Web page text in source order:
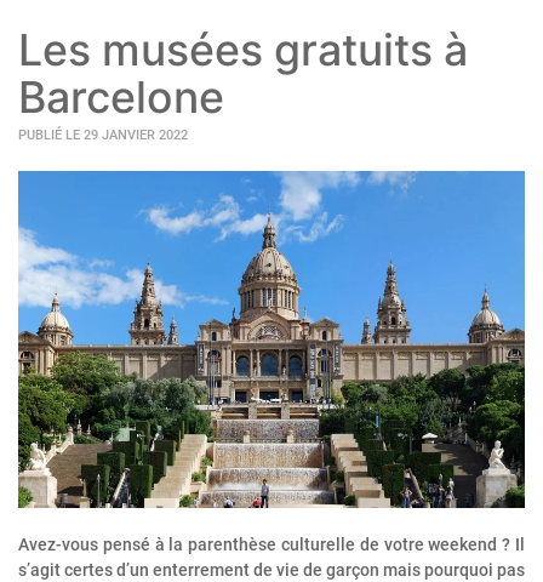
Les musées gratuits à
Barcelone
PUBLIÉ LE 29 JANVIER 2022
Avez-vous pensé à la parenthèse culturelle de votre weekend ? Il
s’agit certes d’un enterrement de vie de garçon mais pourquoi pas